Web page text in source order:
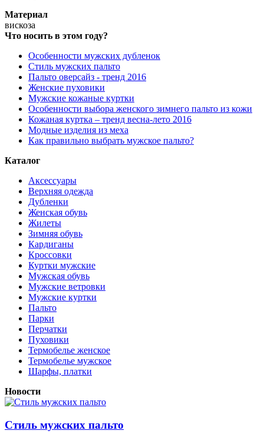
Материал
вискоза
Что носить в этом году?
Особенности мужских дубленок
Стиль мужских пальто
Пальто оверсайз - тренд 2016
Женские пуховики
Мужские кожаные куртки
Особенности выбора женского зимнего пальто из кожи
Кожаная куртка – тренд весна-лето 2016
Модные изделия из меха
Как правильно выбрать мужское пальто?
Каталог
Аксессуары
Верхняя одежда
Дубленки
Женская обувь
Жилеты
Зимняя обувь
Кардиганы
Кроссовки
Куртки мужские
Мужская обувь
Мужские ветровки
Мужские куртки
Пальто
Парки
Перчатки
Пуховики
Термобелье женское
Термобелье мужское
Шарфы, платки
Новости
Стиль мужских пальто